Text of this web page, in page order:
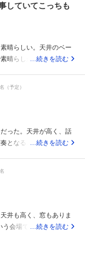
していてこっちも
晴らしい。天井のベー
晴らしかった。陽の光
ら徒歩10分とアクセス
事もしたがどれもこだ
スタッフ一人一人の方
いて嬉しかった。チャ
…続きを読む
（予定）
った。天井が高く、話
となるとより反響して
いるので開放感がある
で、車で打ち合わせに
ルしたばかりなので、
ち合わせがここで行え
間かかってしまった。
方がいい。
…続きを読む
井も高く、窓もありま
う会場です。広く、スク
も綺麗で好評でしたシ
ます。駐車場があるた
ランナーさんが一生懸
…続きを読む